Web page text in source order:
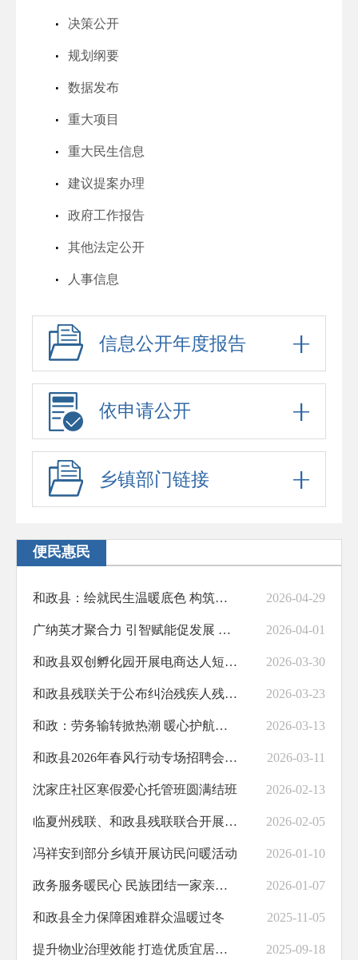
决策公开
规划纲要
数据发布
重大项目
重大民生信息
建议提案办理
政府工作报告
其他法定公开
人事信息
行政处罚
六稳六保
行政事业性收费
政府采购
招考信息
防范化解重大风险
财政资金直达基层
助企纾困
职业培训
义务教育
饮水安全
交通运输
基层政务公开标准化规范化
信息公开年度报告
依申请公开
乡镇部门链接
便民惠民
和政县：绘就民生温暖底色 构筑幸福颐养高地 2026-04-29
广纳英才聚合力 引智赋能促发展 —— 和政县开展甘肃省临夏州 2026 年春季 “组团式” 赴外引才活动 2026-04-01
和政县双创孵化园开展电商达人短视频制作技能培训班 2026-03-30
和政县残联关于公布纠治残疾人残疾等级评定不精准问题线索举报渠道的公告 ​ 2026-03-23
和政：劳务输转掀热潮 暖心护航促就业 2026-03-13
和政县2026年春风行动专场招聘会启幕 搭建就业桥助力增收致富 2026-03-11
沈家庄社区寒假爱心托管班圆满结班 2026-02-13
临夏州残联、和政县残联联合开展2026年助残暖冬慰问活动 2026-02-05
冯祥安到部分乡镇开展访民问暖活动 2026-01-10
政务服务暖民心 民族团结一家亲——和政县政务大厅“红石榴”服务获群众点赞 2026-01-07
和政县全力保障困难群众温暖过冬 2025-11-05
提升物业治理效能 打造优质宜居环境 2025-09-18